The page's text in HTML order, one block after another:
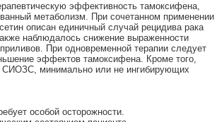
эффективность тамоксифена,
метаболизм. При сочетанном применении
описан единичный случай рецидива рака
наблюдалось снижение выраженности
При одновременной терапии следует
эффектов тамоксифена. Кроме того,
СИОЗС, минимально или не ингибирующих
особой осторожности.